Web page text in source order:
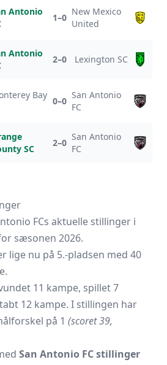
Antonio
1–0
New Mexico
United
Antonio
2–0 Lexington SC
Bay
0–0
San Antonio
FC
SC
2–0
San Antonio
FC
FCs aktuelle stillinger i
sæsonen 2026.
lige nu på 5.-pladsen med 40
11 kampe, spillet 7
12 kampe. I stillingen har
på 1 (scoret 39,
San Antonio FC stillinger